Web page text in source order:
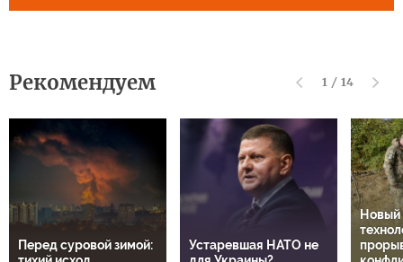
Рекомендуем 1 / 14
Перед суровой зимой:
Устаревшая НАТО не
Новый